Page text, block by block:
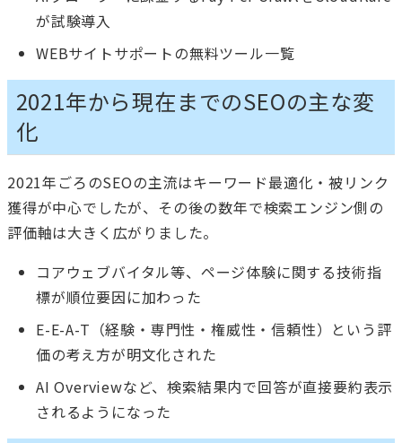
が試験導入
WEBサイトサポートの無料ツール一覧
2021年から現在までのSEOの主な変
化
2021年ごろのSEOの主流はキーワード最適化・被リンク
獲得が中心でしたが、その後の数年で検索エンジン側の
評価軸は大きく広がりました。
コアウェブバイタル等、ページ体験に関する技術指
標が順位要因に加わった
E-E-A-T（経験・専門性・権威性・信頼性）という評
価の考え方が明文化された
AI Overviewなど、検索結果内で回答が直接要約表示
されるようになった